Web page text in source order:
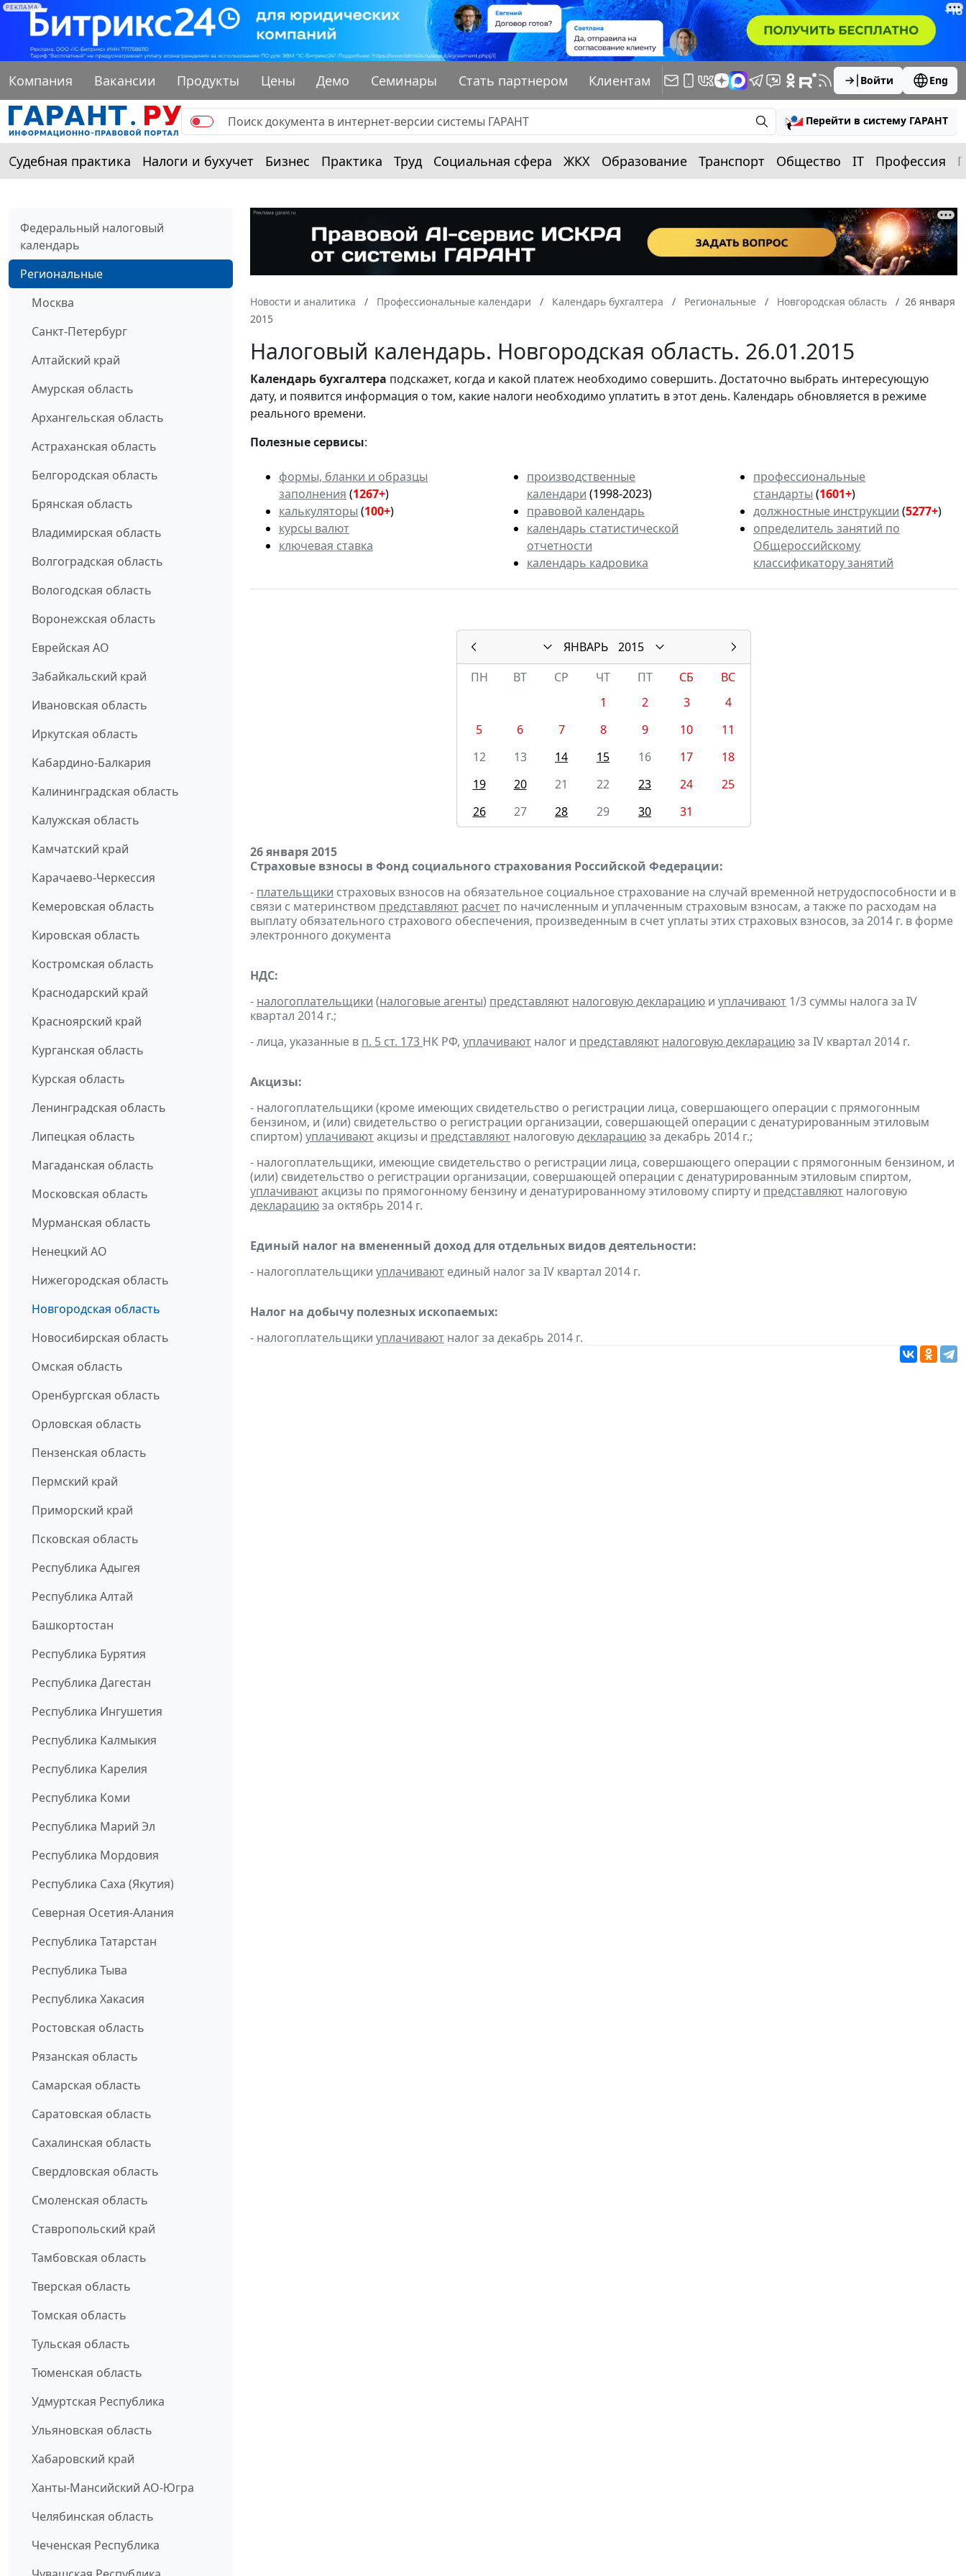
РЕКЛАМА
Компания Вакансии Продукты Цены Демо Семинары Стать партнером Клиентам Войти Eng
Перейти в систему ГАРАНТ
Судебная практика Налоги и бухучет Бизнес Практика Труд Социальная сфера ЖКХ Образование Транспорт Общество IT Профессия
Федеральный налоговый
календарь
Региональные
Москва
Санкт-Петербург
Алтайский край
Амурская область
Архангельская область
Астраханская область
Белгородская область
Брянская область
Владимирская область
Волгоградская область
Вологодская область
Воронежская область
Еврейская АО
Забайкальский край
Ивановская область
Иркутская область
Кабардино-Балкария
Калининградская область
Калужская область
Камчатский край
Карачаево-Черкессия
Кемеровская область
Кировская область
Костромская область
Краснодарский край
Красноярский край
Курганская область
Курская область
Ленинградская область
Липецкая область
Магаданская область
Московская область
Мурманская область
Ненецкий АО
Нижегородская область
Новгородская область
Новосибирская область
Омская область
Оренбургская область
Орловская область
Пензенская область
Пермский край
Приморский край
Псковская область
Республика Адыгея
Республика Алтай
Башкортостан
Республика Бурятия
Республика Дагестан
Республика Ингушетия
Республика Калмыкия
Республика Карелия
Республика Коми
Республика Марий Эл
Республика Мордовия
Республика Саха (Якутия)
Северная Осетия-Алания
Республика Татарстан
Республика Тыва
Республика Хакасия
Ростовская область
Рязанская область
Самарская область
Саратовская область
Сахалинская область
Свердловская область
Смоленская область
Ставропольский край
Тамбовская область
Тверская область
Томская область
Тульская область
Тюменская область
Удмуртская Республика
Ульяновская область
Хабаровский край
Ханты-Мансийский АО-Югра
Челябинская область
Чеченская Республика
Новости и аналитика Профессиональные календари Календарь бухгалтера Региональные Новгородская область
26 января
2015
Налоговый календарь. Новгородская область. 26.01.2015
Календарьбухгалтера подскажет, когда и какой платеж необходимо совершить. Достаточно выбрать интересующую
дату, и появится информация о том, какие налоги необходимо уплатить в этот день. Календарь обновляется в режиме
реального времени.
Полезные сервисы:
формы, бланки и образцы
заполнения (1267+)
калькуляторы (100+)
курсы валют
ключевая ставка
производственные
календари (1998-2023)
правовой календарь
календарь статистической
отчетности
календарь кадровика
профессиональные
стандарты (1601+)
должностные инструкции (5277+)
определитель занятий по
Общероссийскому
классификатору занятий
ЯНВАРЬ
2015
ПН
ВТ СР ЧТ ПТ СБ
ВС
1
2 3
4
5
6 7 8 9 10
11
12
13 14 15 16 17
18
19
20 21 22 23 24
25
26
27 28 29 30 31
26 января 2015
Страховые взносы в Фонд социального страхования Российской Федерации:
- плательщики страховых взносов на обязательное социальное страхование на случай временной нетрудоспособности и в
связи с материнством представляют расчет по начисленным и уплаченным страховым взносам, а также по расходам на
выплату обязательного страхового обеспечения, произведенным в счет уплаты этих страховых взносов, за 2014 г. в форме
электронного документа
НДС:
- налогоплательщики (налоговые агенты) представляют налоговую декларацию и уплачивают 1/3 суммы налога за IV
квартал 2014 г.;
- лица, указанные в п. 5 ст. 173 НК РФ, уплачивают налог и представляют налоговую декларациюза IV квартал 2014 г.
Акцизы:
- налогоплательщики (кроме имеющих свидетельство о регистрации лица, совершающего операции с прямогонным
бензином, и (или) свидетельство о регистрации организации, совершающей операции с денатурированным этиловым
спиртом) уплачиваютакцизы и представляют налоговуюдекларациюза декабрь 2014 г.;
- налогоплательщики, имеющие свидетельство о регистрации лица, совершающего операции с прямогонным бензином, и
(или) свидетельство о регистрации организации, совершающей операции с денатурированным этиловым спиртом,
уплачиваютакцизы по прямогонному бензину и денатурированному этиловому спирту и представляют налоговую
декларациюза октябрь 2014 г.
Единый налог на вмененный доход для отдельных видов деятельности:
- налогоплательщики уплачивают единый налог за IV квартал 2014 г.
Налог на добычу полезных ископаемых:
- налогоплательщики уплачивают налог за декабрь 2014 г.